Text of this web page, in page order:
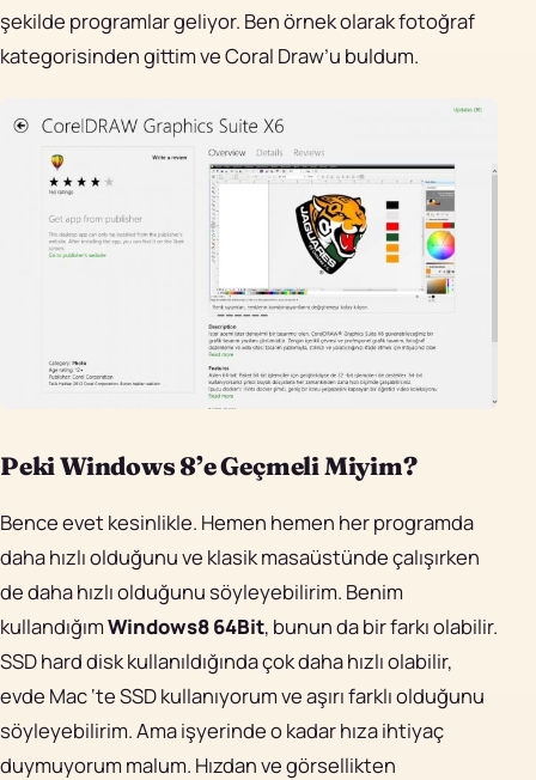
şekilde programlar geliyor. Ben örnek olarak fotoğraf
kategorisinden gittim ve Coral Draw’u buldum.
Peki Windows 8’e Geçmeli Miyim?
Bence evet kesinlikle. Hemen hemen her programda
daha hızlı olduğunu ve klasik masaüstünde çalışırken
de daha hızlı olduğunu söyleyebilirim. Benim
kullandığımWindows8 64Bit, bunun da bir farkı olabilir.
SSD hard disk kullanıldığında çok daha hızlı olabilir,
evde Mac ‘te SSD kullanıyorum ve aşırı farklı olduğunu
söyleyebilirim. Ama işyerinde o kadar hıza ihtiyaç
duymuyorum malum. Hızdan ve görsellikten